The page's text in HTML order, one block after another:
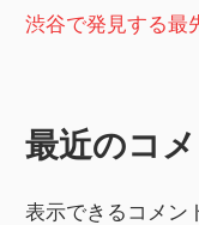
渋谷で発見する最
最近のコ
表示できるコメン